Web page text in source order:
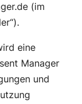
(im
eine
Manager
und